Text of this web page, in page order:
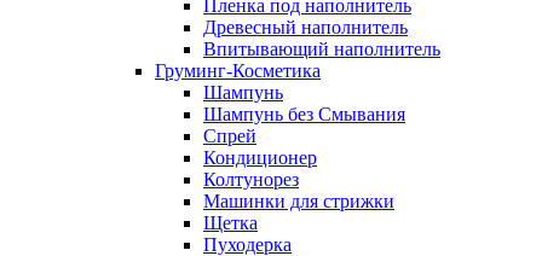
Пленка под наполнитель
Древесный наполнитель
Впитывающий наполнитель
Груминг-Косметика
Шампунь
Шампунь без Смывания
Спрей
Кондиционер
Колтунорез
Машинки для стрижки
Щетка
Пуходерка